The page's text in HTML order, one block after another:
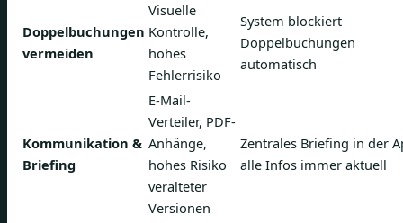
Doppelbuchungen
vermeiden
Visuelle
Kontrolle,
hohes
Fehlerrisiko
System blockiert
Doppelbuchungen
automatisch
Kommunikation &
Briefing
E-Mail-
Verteiler, PDF-
Anhänge,
hohes Risiko
veralteter
Versionen
Zentrales Briefing in der
alle Infos immer aktuell